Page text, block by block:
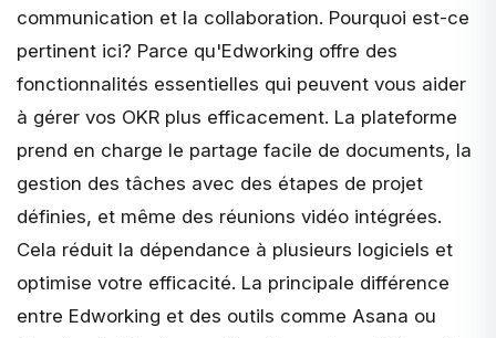
communication et la collaboration. Pourquoi est-ce
pertinent ici? Parce qu'Edworking offre des
fonctionnalités essentielles qui peuvent vous aider
à gérer vos OKR plus efficacement. La plateforme
prend en charge le partage facile de documents, la
gestion des tâches avec des étapes de projet
définies, et même des réunions vidéo intégrées.
Cela réduit la dépendance à plusieurs logiciels et
optimise votre efficacité. La principale différence
entre Edworking et des outils comme Asana ou